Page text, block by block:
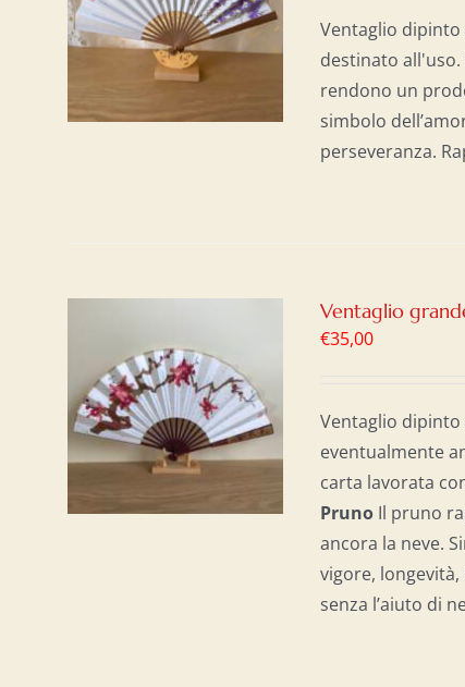
Ventaglio
destinato
rendono un
simbolo
perseveranza.
Ventaglio
€35,00
Ventaglio
eventualmente
carta lavorata
Pruno Il pruno
ancora la neve.
vigore,
senza l’aiuto di